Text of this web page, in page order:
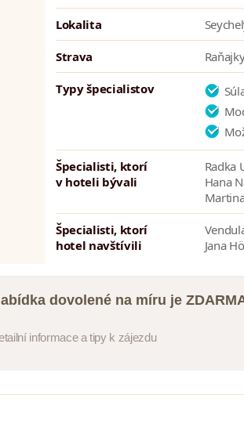
Lokalita
Strava
Typy špecialistov
Špecialisti, ktorí
v hoteli bývali
Radka
Hana
Špecialisti, ktorí
hotel navštívili
Jana
dovolené na míru je
informace a tipy k zájezdu